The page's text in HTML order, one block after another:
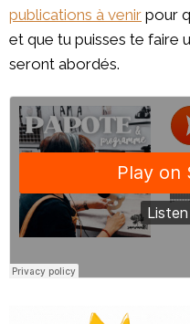
publications à venir pour
et que tu puisses te faire
seront abordés.